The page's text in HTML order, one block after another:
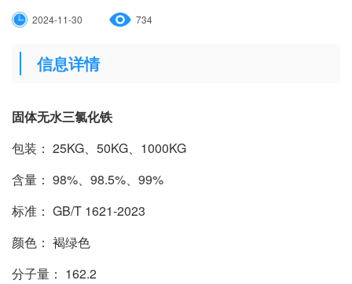
2024-11-30 734
信息详情
固体无水三氯化铁
包装： 25KG、50KG、1000KG
含量： 98%、98.5%、99%
标准： GB/T 1621-2023
颜色： 褐绿色
分子量： 162.2